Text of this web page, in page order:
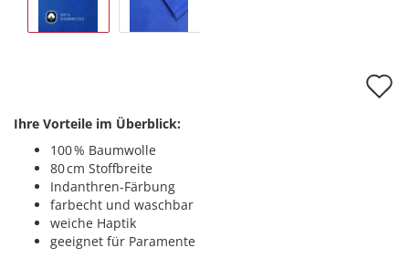
Ihre Vorteile im Überblick:
100 % Baumwolle
80 cm Stoffbreite
Indanthren-Färbung
farbecht und waschbar
weiche Haptik
geeignet für Paramente